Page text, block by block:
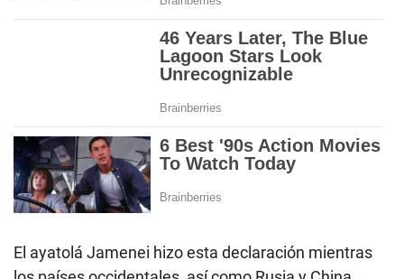
El ayatolá Jamenei hizo esta declaración mientras